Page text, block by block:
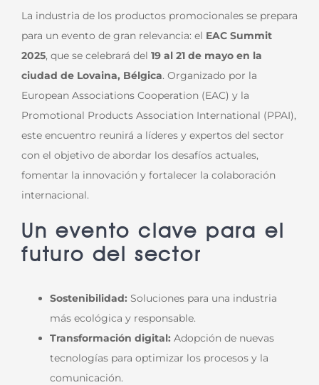
La industria de los productos promocionales se prepara
para un evento de gran relevancia: el EAC Summit
2025, que se celebrará del 19 al 21 de mayo en la
ciudad de Lovaina, Bélgica. Organizado por la
European Associations Cooperation (EAC) y la
Promotional Products Association International (PPAI),
este encuentro reunirá a líderes y expertos del sector
con el objetivo de abordar los desafíos actuales,
fomentar la innovación y fortalecer la colaboración
internacional.
Un evento clave para el
futuro del sector
Sostenibilidad: Soluciones para una industria
más ecológica y responsable.
Transformación digital: Adopción de nuevas
tecnologías para optimizar los procesos y la
comunicación.